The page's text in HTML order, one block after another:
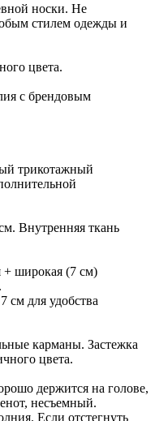
носки. Не
стилем одежды и
цвета.
с брендовым
трикотажный
Внутренняя ткань
+ широкая (7 см)
см для удобства
карманы. Застежка
цвета.
держится на голове,
несъемный.
Если отстегнуть